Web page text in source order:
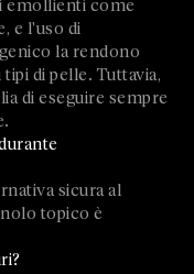
emollienti come
e l'uso di
la rendono
di pelle. Tuttavia,
di eseguire sempre
sicura al
topico è